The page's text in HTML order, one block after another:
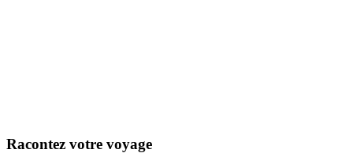
Racontez votre voyage